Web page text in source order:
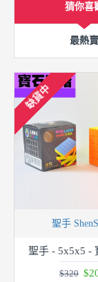
猜你喜
最熱賣
缺貨中
聖手
聖手 - 5x5x5 -
$320